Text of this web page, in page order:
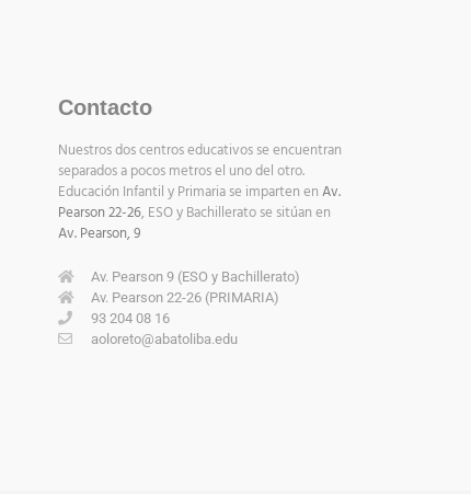
Contacto
Nuestros dos centros educativos se encuentran
separados a pocos metros el uno del otro.
Educación Infantil y Primaria se imparten enAv.
Pearson 22-26, ESO y Bachillerato se sitúan en
Av. Pearson, 9
Av. Pearson 9 (ESO y Bachillerato)
Av. Pearson 22-26 (PRIMARIA)
93 204 08 16
aoloreto@abatoliba.edu